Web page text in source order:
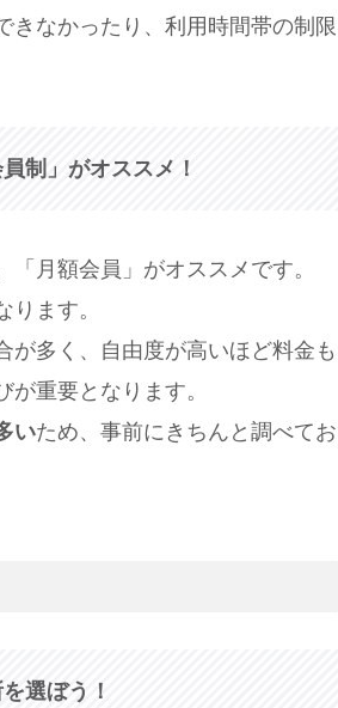
きなかったり、利用時間帯の制限
制」がオススメ！
月額会員」がオススメです。
ります。
が多く、自由度が高いほど料金も
重要となります。
いため、事前にきちんと調べてお
選ぼう！